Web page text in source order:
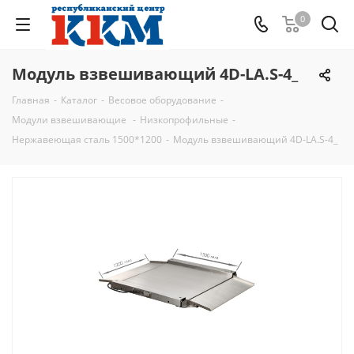
0
Модуль взвешивающий 4D-LA.S-4_
Главная - Каталог - Весовое оборудование -
Модули взвешивающие - Низкопрофильные -
Нержавеющая сталь 1500*1200 - Модуль взвешивающий 4D-LA.S-4_